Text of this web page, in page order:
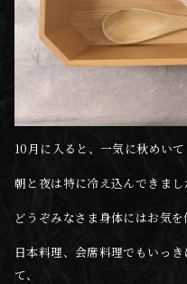
10月に入ると、一気に秋めいて
朝と夜は特に冷え込んできまし
どうぞみなさま身体にはお気を
日本料理、会席料理でもいっ
て、